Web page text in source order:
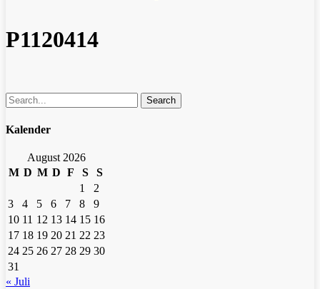
P1120414
Search
Kalender
August 2026
M D M D F S
S
1
2
3
4 5 6 7 8
9
10 11 12 13 14 15 16
17 18 19 20 21 22 23
24 25 26 27 28 29 30
31
« Juli